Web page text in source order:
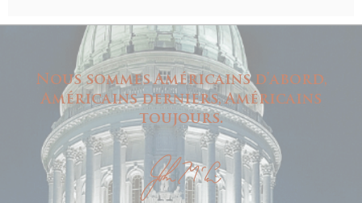
Nous sommes Américains d'abord,
Américains derniers, Américains
toujours.